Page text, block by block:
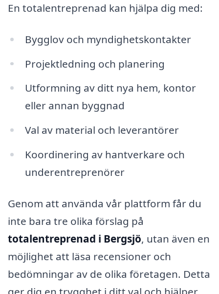
En totalentreprenad kan hjälpa dig med:
Bygglov och myndighetskontakter
Projektledning och planering
Utformning av ditt nya hem, kontor
eller annan byggnad
Val av material och leverantörer
Koordinering av hantverkare och
underentreprenörer
Genom att använda vår plattform får du
inte bara tre olika förslag på
totalentreprenad i Bergsjö, utan även en
möjlighet att läsa recensioner och
bedömningar av de olika företagen. Detta